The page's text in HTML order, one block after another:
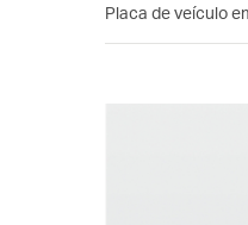
Placa de veículo